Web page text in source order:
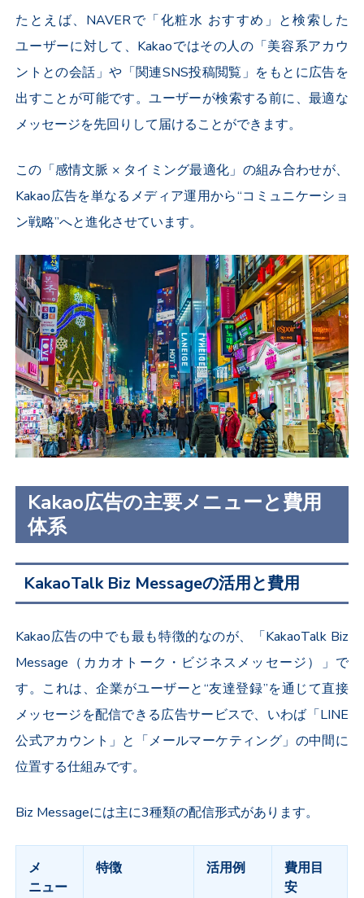
たとえば、 NAVERで「化粧水 おすすめ」と検索した
ユーザーに対して、 Kakaoではその人の「美容系アカウ
ントとの会話」や「関連SNS投稿閲覧」をもとに広告を
出すことが可能です。ユーザーが検索する前に、最適な
メッセージを先回りして届けることができます。
この「感情文脈 × タイミング最適化」の組み合わせが、
Kakao広告を単なるメディア運用から“コミュニケーショ
ン戦略”へと進化させています。
Kakao広告の主要メニューと費用
体系
KakaoTalk Biz Messageの活用と費用
Kakao広告の中でも最も特徴的なのが、「KakaoTalk Biz
Message （カカオトーク・ビジネスメッセージ）」で
す。これは、企業がユーザーと“友達登録”を通じて直接
メッセージを配信できる広告サービスで、いわば「LINE
公式アカウント」と「メールマーケティング」の中間に
位置する仕組みです。
Biz Messageには主に3種類の配信形式があります。
メ
ニュー
特徴 活用例
費用目
安